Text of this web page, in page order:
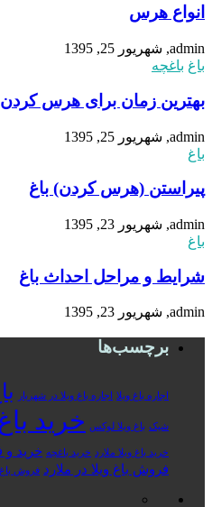
انواع هرس
admin, شهریور 25, 1395
باغ باغچه
بهترین زمان برای هرس کردن
admin, شهریور 25, 1395
باغ
پیراستن (هرس کردن) باغ
admin, شهریور 23, 1395
باغ
شرایط و مراحل احداث باغ
admin, شهریور 23, 1395
برچسب‌ها
اجاره باغ ویلا اجاره باغ ویلا در شهریار
شیک باغ ویلا لوکس خرید
خرید باغ ویلا ملارد خرید باغچه خرید و
فروش باغ ویلا در ملارد فروش باغ